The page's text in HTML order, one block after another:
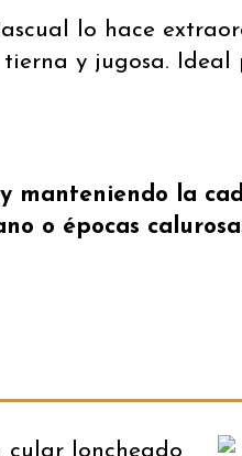
lo hace
y jugosa.
la
o épocas